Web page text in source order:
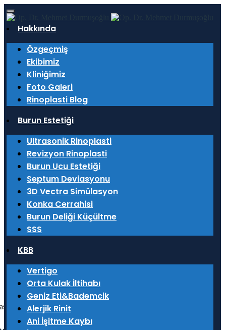
Hakkında
Özgeçmiş
Ekibimiz
Kliniğimiz
Foto Galeri
Rinoplasti Blog
Burun Estetiği
Ultrasonik Rinoplasti
Revizyon Rinoplasti
Burun Ucu Estetiği
Septum Deviasyonu
3D Vectra Simülasyon
Konka Cerrahisi
Burun Deliği Küçültme
SSS
KBB
Vertigo
Orta Kulak İltihabı
Geniz Eti&Bademcik
Alerjik Rinit
Ani İşitme Kaybı
Ekibimiz
Ekibimiz
Yerel ve uluslararası hasta portföyüne sahip olan
kliniğimizde;
alanında uzman, yetenekli, dinamik, ve hastanın